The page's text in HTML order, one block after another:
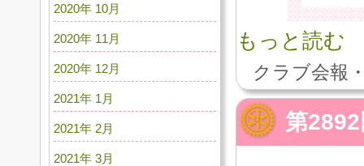
もっと読む
クラブ会報
第
2020年 10月
2020年 11月
2020年 12月
2021年 1月
2021年 2月
2021年 3月